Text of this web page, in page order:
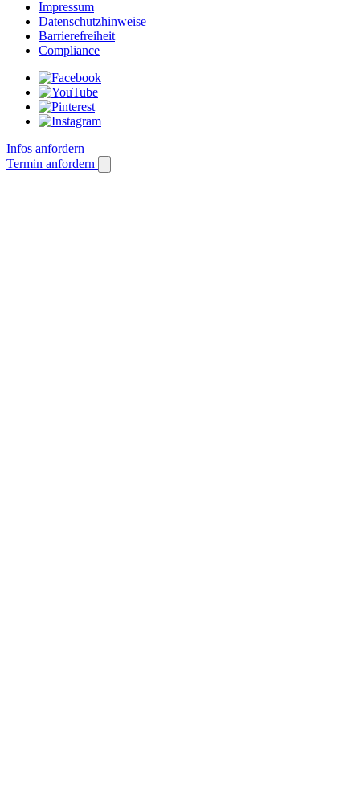
Impressum
Datenschutzhinweise
Barrierefreiheit
Compliance
Infos anfordern
Termin anfordern